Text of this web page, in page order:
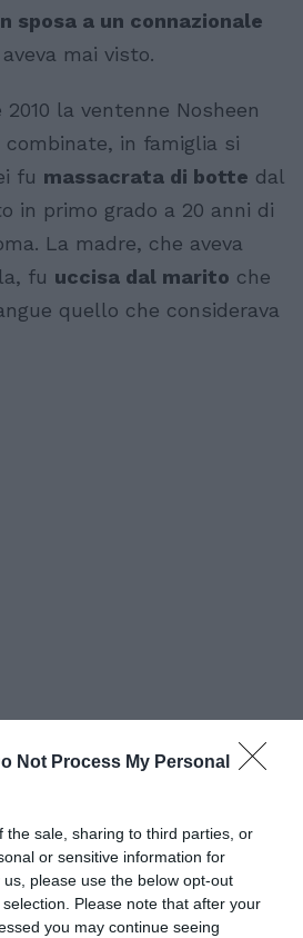
Not Process My Personal
the sale, sharing to third parties, or
or sensitive information for
please use the below opt-out
Please note that after your
you may continue seeing
sposa a un connazionale
mai visto.
la ventenne Nosheen
in famiglia si
fu massacrata di botte dal
in primo grado a 20 anni di
La madre, che aveva
fu uccisa dal marito che
quello che considerava
le cure, l’accoglienza